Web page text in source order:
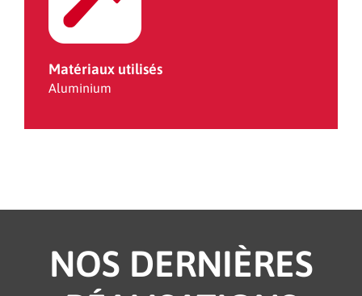
Matériaux utilisés
Aluminium
NOS DERNIÈRES